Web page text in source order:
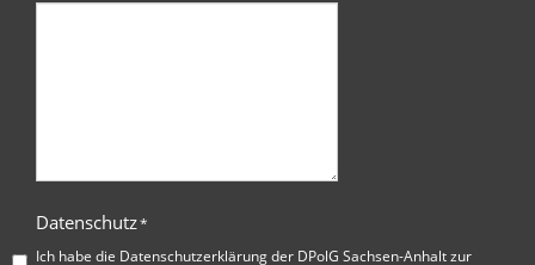
Datenschutz*
Ich habe die Datenschutzerklärung der DPolG Sachsen-Anhaltzur